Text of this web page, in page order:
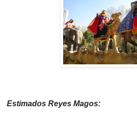
Estimados Reyes Magos: